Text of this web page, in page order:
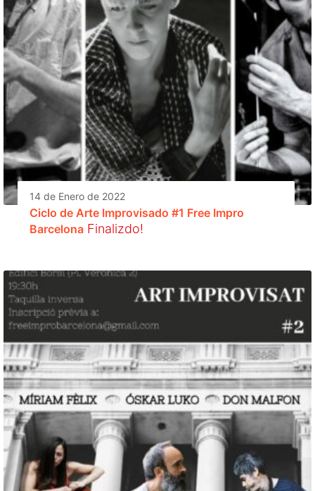
14 de Enero de 2022
Ciclo de Arte Improvisado #1 Free Impro
Barcelona Finalizdo!